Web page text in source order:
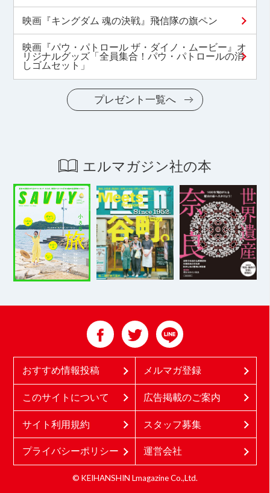
映画『キングダム 魂の決戦』飛信隊の旗ペン
映画『パウ・パトロール ザ・ダイノ・ムービー』オ
リジナルグッズ「全員集合！パウ・パトロールの消
しゴムセット」
プレゼント一覧へ
エルマガジン社の本
おすすめ情報投稿 メルマガ登録
このサイトについて 広告掲載のご案内
サイト利用規約 スタッフ募集
プライバシーポリシー 運営会社
© KEIHANSHIN Lmagazine Co.,Ltd.